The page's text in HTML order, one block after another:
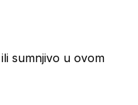
sumnjivo u ovom